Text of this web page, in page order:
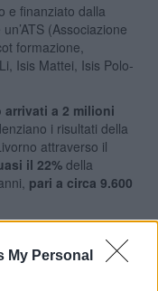
My Personal
e finanziato dalla
(Associazione
formazione,
Isis Mattei, Isis Polo-
arrivati a 2 milioni
i risultati della
attraverso il
il 22%della
pari a circa 9.600
di disoccupazione
nord”, ha sottolineato
NEET, con livelli